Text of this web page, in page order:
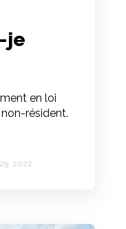
je
en loi
résident.
2022